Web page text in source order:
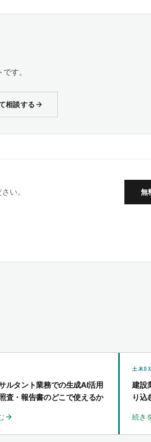
す。
相談する
い。 無
ルタント業務での生成AI活用
査・報告書のどこで使えるか
土木DX
建設
り込
続き